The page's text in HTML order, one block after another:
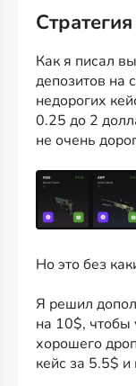
Как я писал
депозитов на
недорогих
0.25 до 2
не очень
Но это без
Я решил
на 10$, чтобы
хорошего
кейс за 5.5$